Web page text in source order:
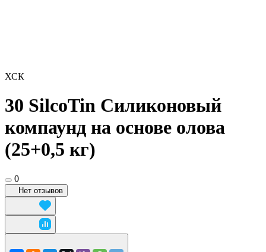
ХСК
30 SilcoTin Силиконовый
компаунд на основе олова
(25+0,5 кг)
0
Нет отзывов